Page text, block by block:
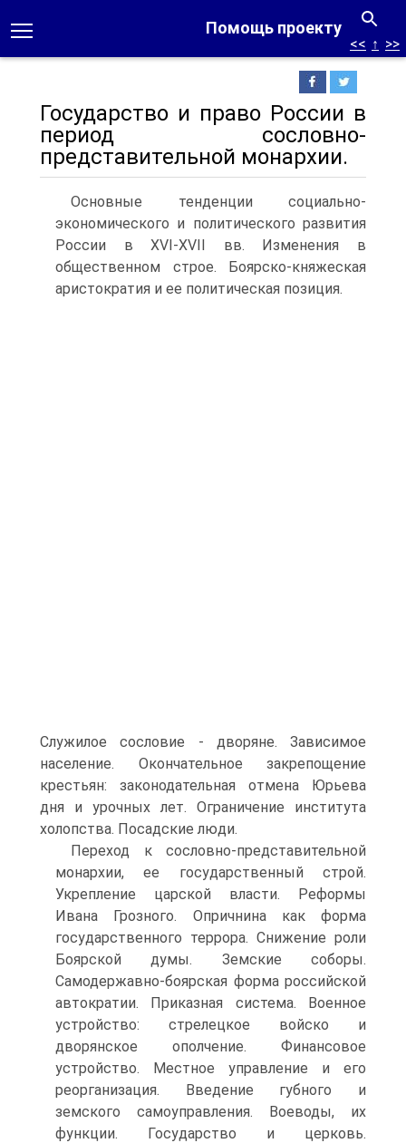
Помощь проекту
<< ↑ >>
Государство и право России в
период сословно-
представительной монархии.
Основные тенденции социально-
экономического и политического развития
России в XVI-XVII вв. Изменения в
общественном строе. Боярско-княжеская
аристократия и ее политическая позиция.
Служилое сословие - дворяне. Зависимое
население. Окончательное закрепощение
крестьян: законодательная отмена Юрьева
дня и урочных лет. Ограничение института
холопства. Посадские люди.
Переход к сословно-представительной
монархии, ее государственный строй.
Укрепление царской власти. Реформы
Ивана Грозного. Опричнина как форма
государственного террора. Снижение роли
Боярской думы. Земские соборы.
Самодержавно-боярская форма российской
автократии. Приказная система. Военное
устройство: стрелецкое войско и
дворянское ополчение. Финансовое
устройство. Местное управление и его
реорганизация. Введение губного и
земского самоуправления. Воеводы, их
функции. Государство и церковь.